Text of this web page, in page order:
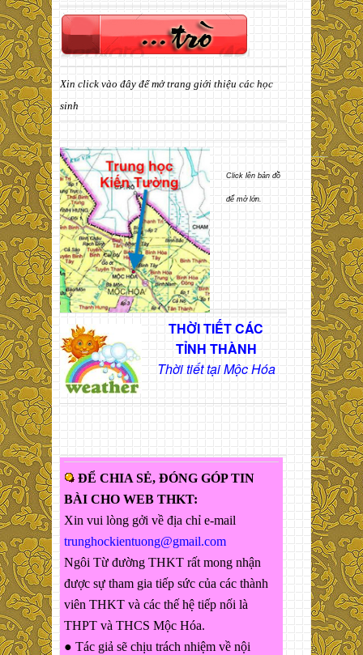
Xin click vào đây để mở trang giới thiệu các học
sinh
Click lên bản đồ
để mở lớn.
THỜI TIẾT CÁC
TỈNH THÀNH
Thời tiết tại Mộc Hóa
ĐỂ CHIA SẺ, ĐÓNG GÓP TIN
BÀI CHO WEB THKT:
Xin vui lòng gởi về địa chỉ e-mail
trunghockientuong@gmail.com
Ngôi Từ đường THKT rất mong nhận
được sự tham gia tiếp sức của các thành
viên THKT và các thế hệ tiếp nối là
THPT và THCS Mộc Hóa.
● Tác giả sẽ chịu trách nhiệm về nội